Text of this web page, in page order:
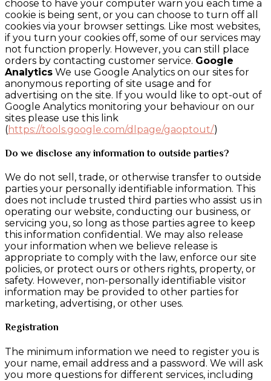
choose to have your computer warn you each time a
cookie is being sent, or you can choose to turn off all
cookies via your browser settings. Like most websites,
if you turn your cookies off, some of our services may
not function properly. However, you can still place
orders by contacting customer service. Google
Analytics We use Google Analytics on our sites for
anonymous reporting of site usage and for
advertising on the site. If you would like to opt-out of
Google Analytics monitoring your behaviour on our
sites please use this link
(https://tools.google.com/dlpage/gaoptout/)
Do we disclose any information to outside parties?
We do not sell, trade, or otherwise transfer to outside
parties your personally identifiable information. This
does not include trusted third parties who assist us in
operating our website, conducting our business, or
servicing you, so long as those parties agree to keep
this information confidential. We may also release
your information when we believe release is
appropriate to comply with the law, enforce our site
policies, or protect ours or others rights, property, or
safety. However, non-personally identifiable visitor
information may be provided to other parties for
marketing, advertising, or other uses.
Registration
The minimum information we need to register you is
your name, email address and a password. We will ask
you more questions for different services, including